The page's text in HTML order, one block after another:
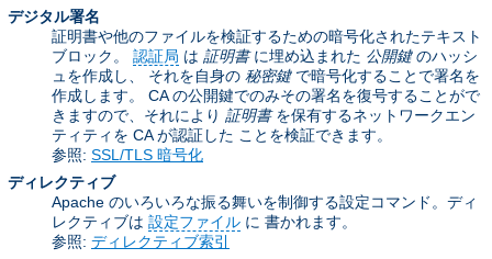
デジタル署名
証明書や他のファイルを検証するための暗号化されたテキスト
ブロック。 認証局 は 証明書に埋め込まれた 公開鍵のハッシ
ュを作成し、 それを自身の 秘密鍵で暗号化することで署名を
作成します。 CA の公開鍵でのみその署名を復号することがで
きますので、それにより 証明書を保有するネットワークエン
ティティを CA が認証した ことを検証できます。
参照: SSL/TLS 暗号化
ディレクティブ
Apache のいろいろな振る舞いを制御する設定コマンド。ディ
レクティブは 設定ファイル に 書かれます。
参照: ディレクティブ索引